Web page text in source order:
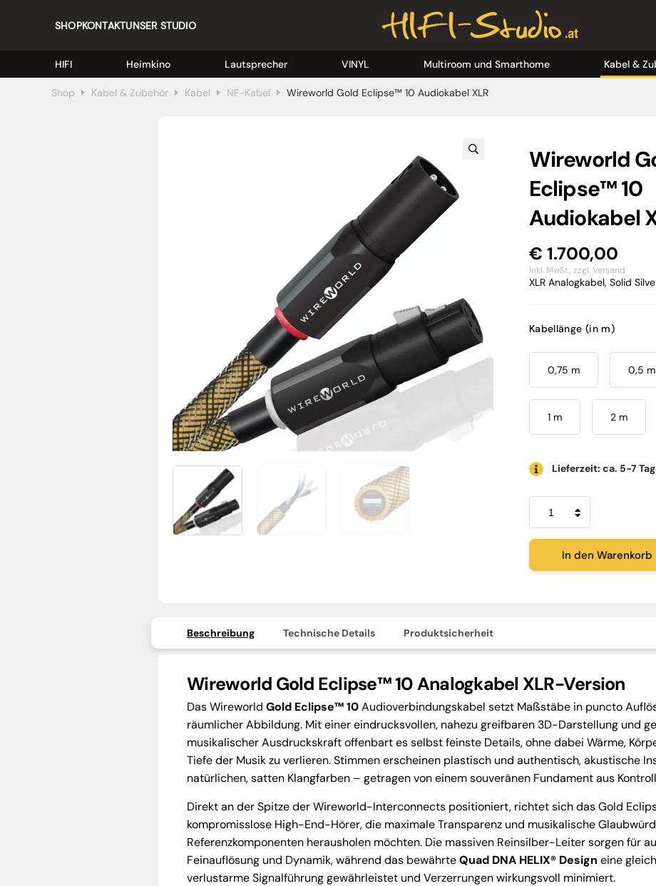
SHOPKONTAKTUNSER STUDIO
HIFI Heimkino Lautsprecher VINYL Multiroom und Smarthome Kabel &
Shop Kabel & Zubehör Kabel NF-Kabel Wireworld Gold Eclipse™ 10 Audiokabel XLR
Wireworld
Eclipse™ 10
Audiokabel
€ 1.700,00
inkl. MwSt.,zzgl. Versand
XLR Analogkabel, Solid
Kabellänge (in m)
0,75 m 0,5 m
1 m 2 m
Lieferzeit: ca. 5-7
Wireworld
Gold
Eclipse™
10
Audiokabel
XLR
In den Warenkorb
Beschreibung Technische Details Produktsicherheit
Wireworld Gold Eclipse™ 10 Analogkabel XLR-Version
Das Wireworld Gold Eclipse™ 10Audioverbindungskabel setzt Maßstäbe in puncto
räumlicher Abbildung. Mit einer eindrucksvollen, nahezu greifbaren 3D-Darstellung und
musikalischer Ausdruckskraft offenbart es selbst feinste Details, ohne dabei Wärme,
Tiefe der Musik zu verlieren. Stimmen erscheinen plastisch und authentisch, akustische
natürlichen, satten Klangfarben – getragen von einem souveränen Fundament aus
Direkt an der Spitze der Wireworld-Interconnects positioniert, richtet sich das Gold
kompromisslose High-End-Hörer, die maximale Transparenz und musikalische
Referenzkomponenten herausholen möchten. Die massiven Reinsilber-Leiter sorgen für
Feinauflösung und Dynamik, während das bewährteQuad DNA HELIX® Design eine
verlustarme Signalführung gewährleistet und Verzerrungen wirkungsvoll minimiert.